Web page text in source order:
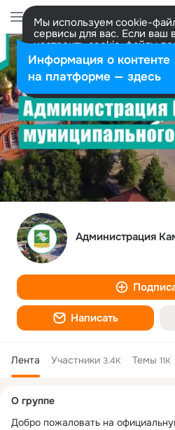
Мы используем cookie-
сервисы для вас. Если ваш
настроить cookie-файлы
представитель. Больше
Разрешить все
Администрация
Написать
Лента Участники 3.4K Темы 11K
колонка
О группе
Добро пожаловать на
Информация о контенте
на платформе — здесь